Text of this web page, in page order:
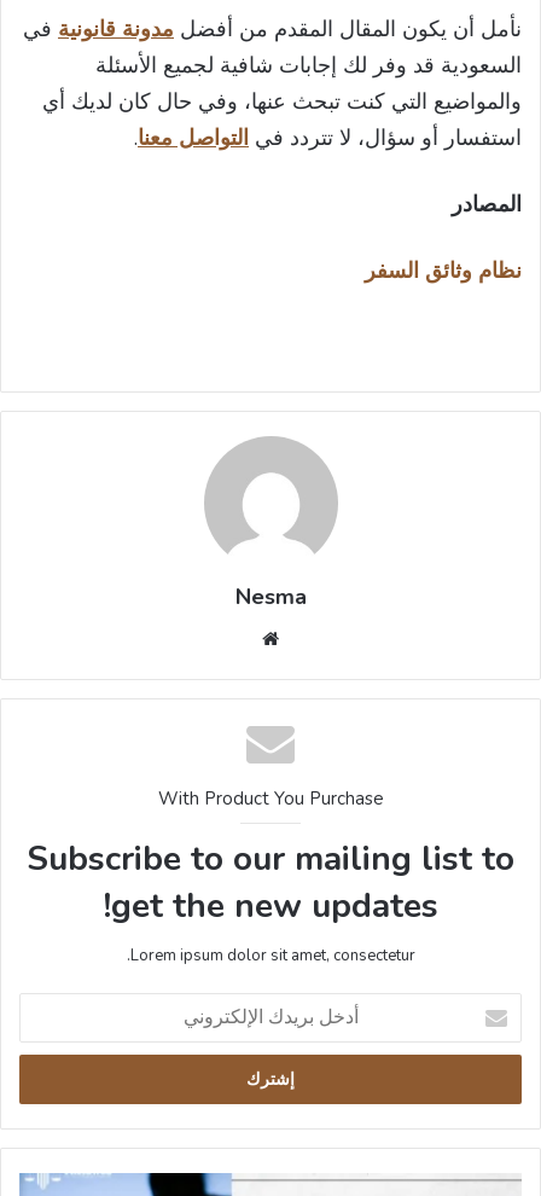
نأمل أن يكون المقال المقدم من أفضل مدونة قانونية في
السعودية قد وفر لك إجابات شافية لجميع الأسئلة
والمواضيع التي كنت تبحث عنها، وفي حال كان لديك أي
استفسار أو سؤال، لا تتردد في التواصل معنا.
المصادر
نظام وثائق السفر
Nesma
With Product You Purchase
Subscribe to our mailing list to
get the new updates!
Lorem ipsum dolor sit amet, consectetur.
بريدك
الإلكتروني
ماهي